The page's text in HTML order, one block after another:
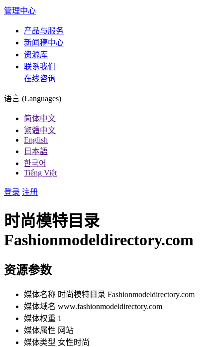
管理中心
产品与服务
新闻稿中心
资源库
联系我们
在线咨询
语言 (Languages)
简体中文
繁體中文
English
日本語
한국어
Tiếng Việt
登录 注册
时尚模特目录
Fashionmodeldirectory.com
资源参数
媒体名称 时尚模特目录 Fashionmodeldirectory.com
媒体域名 www.fashionmodeldirectory.com
媒体权重 1
媒体属性 网站
媒体类型 女性时尚